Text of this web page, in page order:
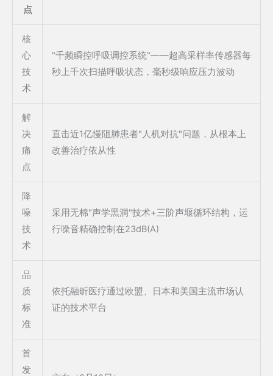
点
核
心
技
术
"千频瞬控呼吸调控系统"——超高采样率传感器每
秒上千次扫描呼吸状态，毫秒级响应压力波动
解
决
痛
点
直击近1亿慢阻肺患者"人机对抗"问题，从根本上
改善治疗依从性
降
噪
技
术
采用无棉"声学黑洞"技术+三阶声堰循环结构，运
行噪音精确控制在23dB(A)
品
质
标
准
依托融昕医疗通过欧盟、日本和美国主流市场认
证的技术平台
首
发